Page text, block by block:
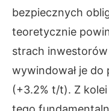
bezpiecznych
teoretycznie
strach
wywindował je do
(+3.2% t/t). Z kolei